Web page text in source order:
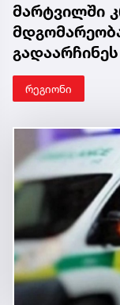
მარტვილში
გადაარჩინეს
რეგიონი